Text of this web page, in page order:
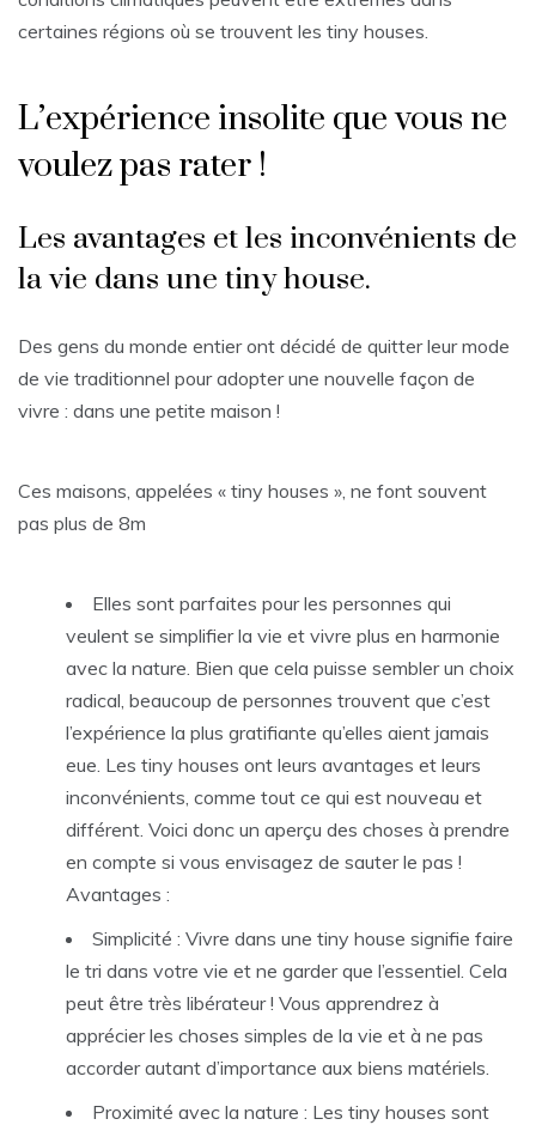
certaines régions où se trouvent les tiny houses.
L’expérience insolite que vous ne
voulez pas rater !
Les avantages et les inconvénients de
la vie dans une tiny house.
Des gens du monde entier ont décidé de quitter leur mode
de vie traditionnel pour adopter une nouvelle façon de
vivre : dans une petite maison !
Ces maisons, appelées « tiny houses », ne font souvent
pas plus de 8m
Elles sont parfaites pour les personnes qui
veulent se simplifier la vie et vivre plus en harmonie
avec la nature. Bien que cela puisse sembler un choix
radical, beaucoup de personnes trouvent que c’est
l’expérience la plus gratifiante qu’elles aient jamais
eue. Les tiny houses ont leurs avantages et leurs
inconvénients, comme tout ce qui est nouveau et
différent. Voici donc un aperçu des choses à prendre
en compte si vous envisagez de sauter le pas !
Avantages :
Simplicité : Vivre dans une tiny house signifie faire
le tri dans votre vie et ne garder que l’essentiel. Cela
peut être très libérateur ! Vous apprendrez à
apprécier les choses simples de la vie et à ne pas
accorder autant d’importance aux biens matériels.
Proximité avec la nature : Les tiny houses sont